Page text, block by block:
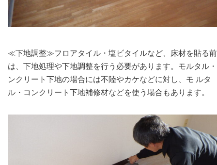
≪下地調整≫フロアタイル・塩ビタイルなど、床材を貼る
は、下地処理や下地調整を行う必要があります。モルタル
ンクリート下地の場合には不陸やカケなどに対し、モ ルタ
ル・コンクリート下地補修材などを使う場合もあります。